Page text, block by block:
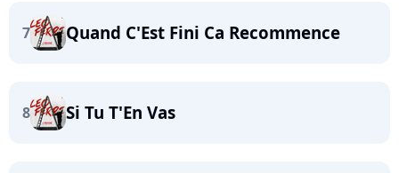
7 Quand C'Est Fini Ca Recommence
8 Si Tu T'En Vas